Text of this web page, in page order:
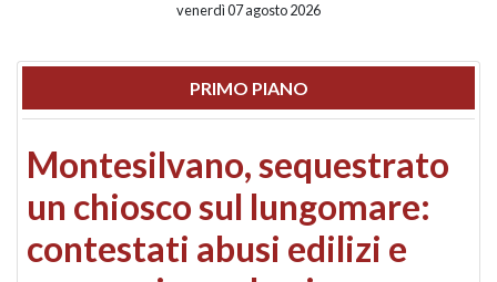
venerdì 07 agosto 2026
PRIMO PIANO
Montesilvano, sequestrato
un chiosco sul lungomare:
contestati abusi edilizi e